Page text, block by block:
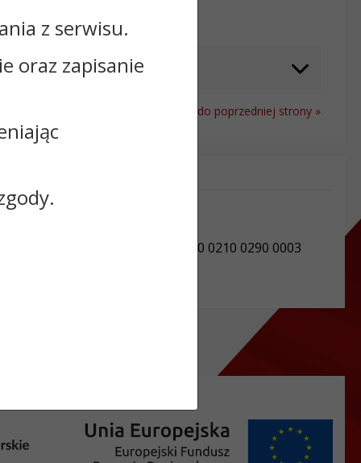
Powrót do poprzedniej strony »
NIP: 8911623744
Numer konta: 34 9550 0003 2270 0210 0290 0003
z serwisu.
oraz zapisanie